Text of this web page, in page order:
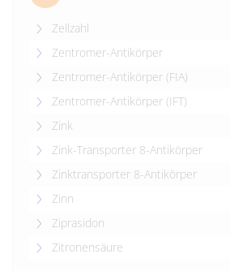
Zellzahl
Zentromer-Antikörper
Zentromer-Antikörper (FIA)
Zentromer-Antikörper (IFT)
Zink
Zink-Transporter 8-Antikörper
Zinktransporter 8-Antikörper
Zinn
Ziprasidon
Zitronensäure